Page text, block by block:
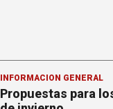
INFORMACION GENERAL
Propuestas para